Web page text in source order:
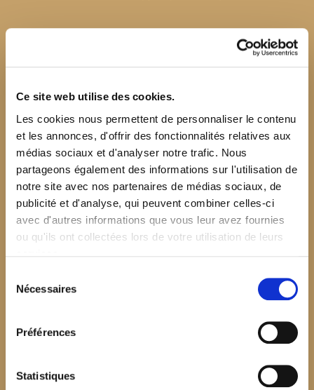
Ce site web utilise des cookies.
Les cookies nous permettent de personnaliser le contenu
et les annonces, d'offrir des fonctionnalités relatives aux
médias sociaux et d'analyser notre trafic. Nous
partageons également des informations sur l'utilisation de
notre site avec nos partenaires de médias sociaux, de
publicité et d'analyse, qui peuvent combiner celles-ci
avec d'autres informations que vous leur avez fournies
ou qu'ils ont collectées lors de votre utilisation de leurs
Nécessaires
Préférences
Statistiques